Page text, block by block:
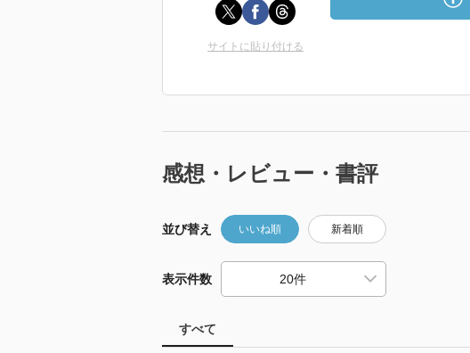
サイトに貼り付ける
感想・レビュー・書評
並び替え いいね順 新着順
表示件数
すべて